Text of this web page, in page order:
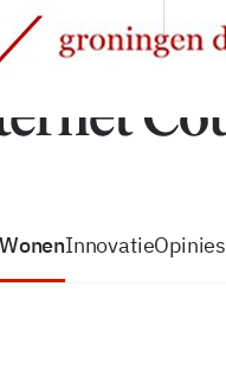
WonenInnovatieOpinies